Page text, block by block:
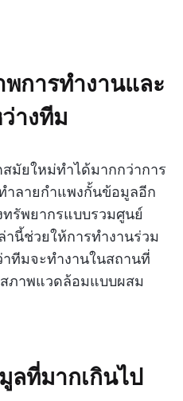
พการทำงานและ
างทีม
มัยใหม่ทำได้มากกว่าการ
ลายกำแพงกั้นข้อมูลอีก
ทรัพยากรแบบรวมศูนย์
านี้ช่วยให้การทำงานร่วม
าทีมจะทำงานในสถานที่
ภาพแวดล้อมแบบผสม
ที่มากเกินไป